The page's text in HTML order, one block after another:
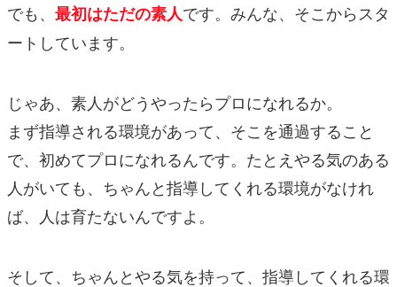
でも、 最初はただの素人です。みんな、そこからスタ
ートしています。
じゃあ、素人がどうやったらプロになれるか。
まず指導される環境があって、そこを通過すること
で、初めてプロになれるんです。たとえやる気のある
人がいても、ちゃんと指導してくれる環境がなけれ
ば、人は育たないんですよ。
そして、ちゃんとやる気を持って、指導してくれる環